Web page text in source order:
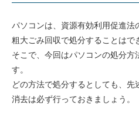
パソコンは、資源有効利用促進
粗大ごみ回収で処分することはで
そこで、今回はパソコンの処分方
す。
どの方法で処分するとしても、
消去は必ず行っておきましょう。